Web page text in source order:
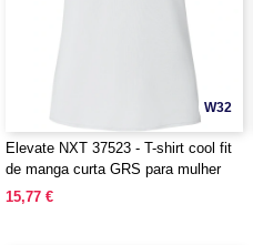
W32
Elevate NXT 37523 - T-shirt cool fit
de manga curta GRS para mulher
"Borax"
15,77 €